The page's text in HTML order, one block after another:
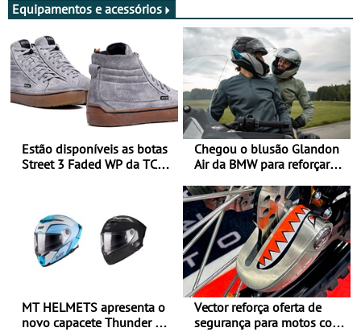
Equipamentos e acessórios
Estão disponíveis as botas
Street 3 Faded WP da TCX
Chegou o blusão Glandon
Air da BMW para reforçar
verão
MT HELMETS apresenta o
novo capacete Thunder 4 R
Vector reforça oferta de
segurança para motos com